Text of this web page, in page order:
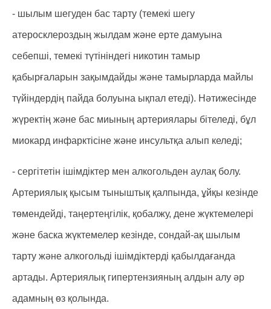
- шылым шегуден бас тарту (темекі шегу
атеросклероздың жылдам және ерте дамуына
себепші, темекі түтініндегі никотин тамыр
қабырғаларын зақымдайды және тамырларда майлы
түйіндердің пайда болуына ықпал етеді). Нәтижесінде
жүректің және бас миының артериялары бітеледі, бұл
миокард инфарктісіне және инсультқа алып келеді;
- сергітетін ішімдіктер мен алкогольден аулақ болу.
Артериялық қысым тыныштық қалпында, ұйқы кезінде
төмендейді, таңертеңгілік, қобалжу, дене жүктемелері
және баска жүктемелер кезінде, сондай-ақ шылым
тарту және алкогольді ішімдіктерді қабылдағанда
артады. Артериялық гипертензияның алдын алу әр
адамның өз қолында.